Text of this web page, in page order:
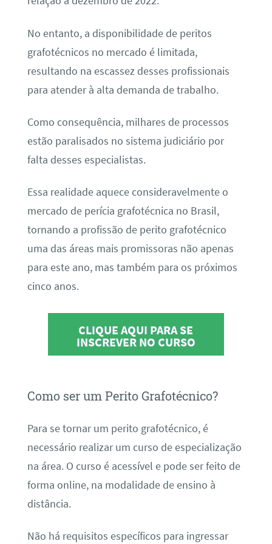
No entanto, a disponibilidade de peritos
grafotécnicos no mercado é limitada,
resultando na escassez desses profissionais
para atender à alta demanda de trabalho.
Como consequência, milhares de processos
estão paralisados no sistema judiciário por
falta desses especialistas.
Essa realidade aquece consideravelmente o
mercado de perícia grafotécnica no Brasil,
tornando a profissão de perito grafotécnico
uma das áreas mais promissoras não apenas
para este ano, mas também para os próximos
cinco anos.
CLIQUE AQUI PARA SE
INSCREVER NO CURSO
Como ser um Perito Grafotécnico?
Para se tornar um perito grafotécnico, é
necessário realizar um curso de especialização
na área. O curso é acessível e pode ser feito de
forma online, na modalidade de ensino à
distância.
Não há requisitos específicos para ingressar